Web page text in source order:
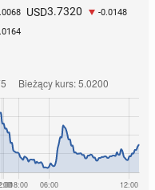
USD3.7320 -0.0148